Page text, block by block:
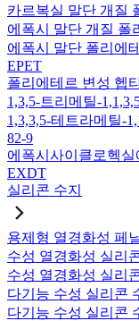
카르복실 말단 개질
에폭시 말단 개질 폴
에폭시 말단 폴리에
EPET
폴리에테르 변성 헵
1,3,5-트리메틸-
1,3,3,5-테트라메틸-
82-9
에폭시사이클로헥
EXDT
실리콘 수지
용제형 열경화성 페
수성 열경화성 실리
수성 열경화성 실리
다기능 수성 실리콘
다기능 수성 실리콘